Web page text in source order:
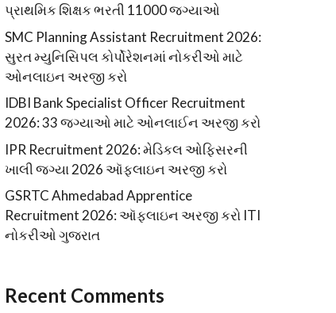
પ્રાથમિક શિક્ષક ભરતી 11000 જગ્યાઓ
SMC Planning Assistant Recruitment 2026:
સુરત મ્યુનિસિપલ કોર્પોરેશનમાં નોકરીઓ માટે
ઓનલાઇન અરજી કરો
IDBI Bank Specialist Officer Recruitment
2026: 33 જગ્યાઓ માટે ઓનલાઈન અરજી કરો
IPR Recruitment 2026: મેડિકલ ઓફિસરની
ખાલી જગ્યા 2026 ઑફલાઇન અરજી કરો
GSRTC Ahmedabad Apprentice
Recruitment 2026: ઑફલાઇન અરજી કરો ITI
નોકરીઓ ગુજરાત
Recent Comments